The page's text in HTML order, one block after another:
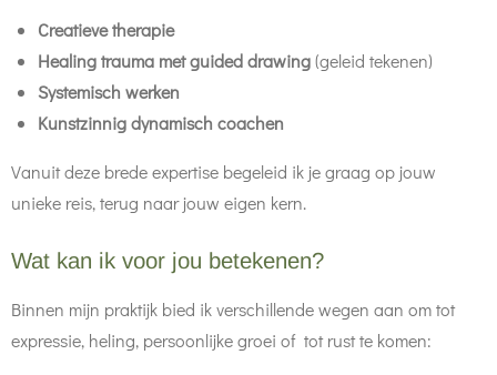
Creatieve therapie
Healing trauma met guided drawing(geleid tekenen)
Systemisch werken
Kunstzinnig dynamisch coachen
Vanuit deze brede expertise begeleid ik je graag op jouw
unieke reis, terug naar jouw eigen kern.
Wat kan ik voor jou betekenen?
Binnen mijn praktijk bied ik verschillende wegen aan om tot
expressie, heling, persoonlijke groei of tot rust te komen: